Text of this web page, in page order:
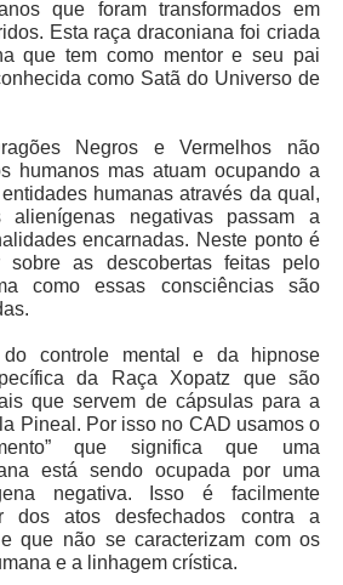
que foram transformados em
Esta raça draconiana foi criada
que tem como mentor e seu pai
como Satã do Universo de
Negros e Vermelhos não
humanos mas atuam ocupando a
humanas através da qual,
alienígenas negativas passam a
encarnadas. Neste ponto é
sobre as descobertas feitas pelo
como essas consciências são
controle mental e da hipnose
da Raça Xopatz que são
que servem de cápsulas para a
Pineal. Por isso no CAD usamos o
que significa que uma
está sendo ocupada por uma
negativa. Isso é facilmente
dos atos desfechados contra a
que não se caracterizam com os
e a linhagem crística.